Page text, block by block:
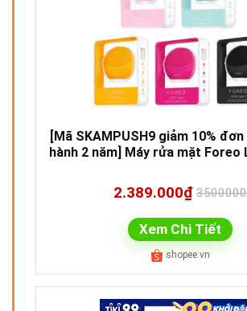
[Mã SKAMPUSH9 giảm 10%
hành 2 năm] Máy rửa mặt Foreo
2.389.000₫ 3500000
Xem Chi Tiết
shopee.vn